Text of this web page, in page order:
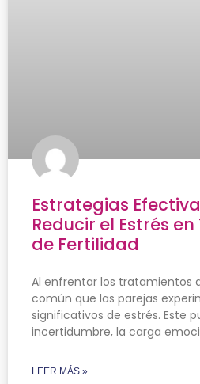
Estrategias
Reducir el Estrés
de Fertilidad
Al enfrentar los tratamientos
común que las parejas
significativos de estrés. Este
incertidumbre, la carga
LEER MÁS »